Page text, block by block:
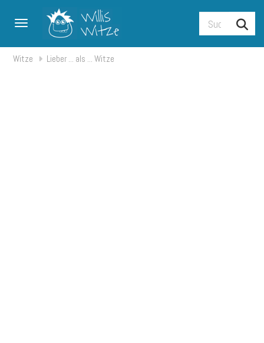
Toggle navigation
Witze Lieber ... als ... Witze